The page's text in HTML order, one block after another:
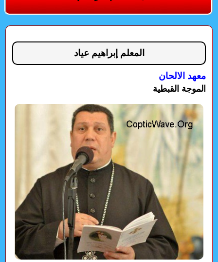
المعلم إبراهيم عياد
معهد الالحان
الموجة القبطية